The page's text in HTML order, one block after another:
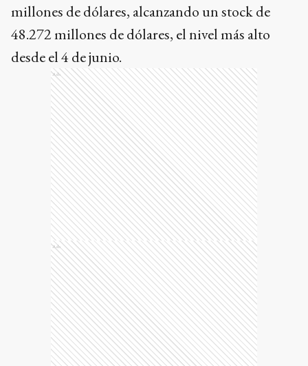
millones de dólares, alcanzando un stock de
48.272 millones de dólares, el nivel más alto
desde el 4 de junio.
Ads
Ads